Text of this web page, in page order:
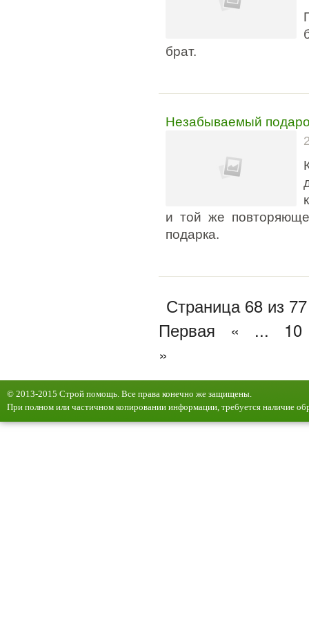
брат.
Незабываемый
и той же
подарка.
Страница 68 из 77
Первая
« ...
10
»
© 2013-2015 Строй помощь. Все права конечно же защищены.
При полном или частичном копировании информации, требуется наличие